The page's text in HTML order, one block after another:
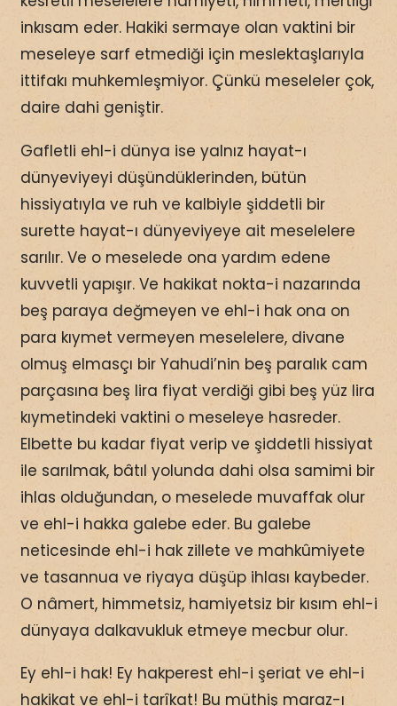
inkısam eder. Hakiki sermaye olan vaktini bir
meseleye sarf etmediği için meslektaşlarıyla
ittifakı muhkemleşmiyor. Çünkü meseleler çok,
daire dahi geniştir.
Gafletli ehl-i dünya ise yalnız hayat-ı
dünyeviyeyi düşündüklerinden, bütün
hissiyatıyla ve ruh ve kalbiyle şiddetli bir
surette hayat-ı dünyeviyeye ait meselelere
sarılır. Ve o meselede ona yardım edene
kuvvetli yapışır. Ve hakikat nokta-i nazarında
beş paraya değmeyen ve ehl-i hak ona on
para kıymet vermeyen meselelere, divane
olmuş elmasçı bir Yahudi’nin beş paralık cam
parçasına beş lira fiyat verdiği gibi beş yüz lira
kıymetindeki vaktini o meseleye hasreder.
Elbette bu kadar fiyat verip ve şiddetli hissiyat
ile sarılmak, bâtıl yolunda dahi olsa samimi bir
ihlas olduğundan, o meselede muvaffak olur
ve ehl-i hakka galebe eder. Bu galebe
neticesinde ehl-i hak zillete ve mahkûmiyete
ve tasannua ve riyaya düşüp ihlası kaybeder.
O nâmert, himmetsiz, hamiyetsiz bir kısım ehl-i
dünyaya dalkavukluk etmeye mecbur olur.
Ey ehl-i hak! Ey hakperest ehl-i şeriat ve ehl-i
hakikat ve ehl-i tarîkat! Bu müthiş maraz-ı